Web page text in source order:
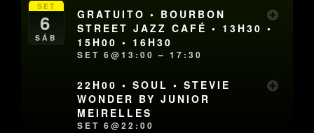
SET
6
SÁB
GRATUITO • BOURBON
STREET JAZZ CAFÉ • 13H30 •
15H00 • 16H30
SET 6@13:00 – 17:30
22H00 • SOUL • STEVIE
WONDER BY JUNIOR
MEIRELLES
SET 6@22:00